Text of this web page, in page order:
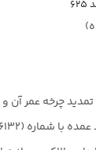
چرخه عمر
تماس حاصل فرمایید